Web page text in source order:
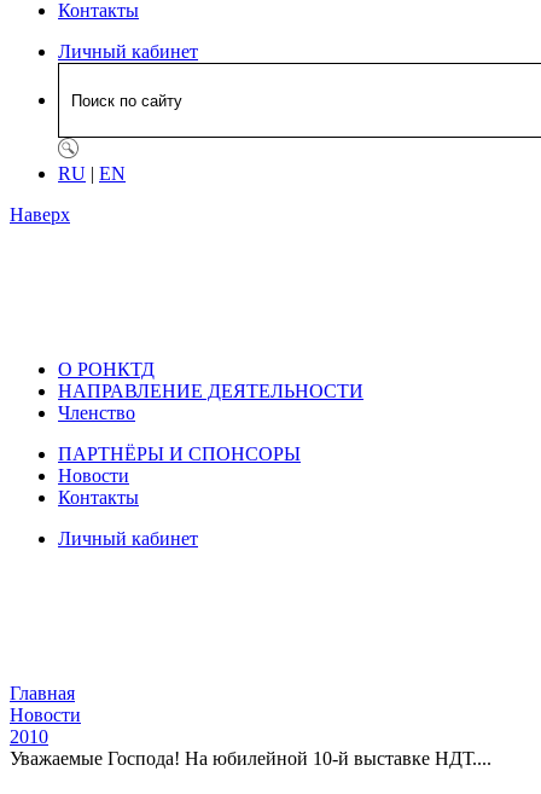
Контакты
Личный кабинет
RU | EN
Наверх
О РОНКТД
НАПРАВЛЕНИЕ ДЕЯТЕЛЬНОСТИ
Членство
ПАРТНЁРЫ И СПОНСОРЫ
Новости
Контакты
Личный кабинет
Главная
Новости
2010
Уважаемые Господа! На юбилейной 10-й выставке НДТ....